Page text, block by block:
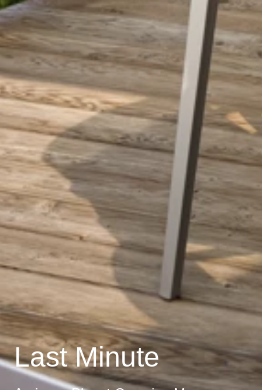
Last Minute